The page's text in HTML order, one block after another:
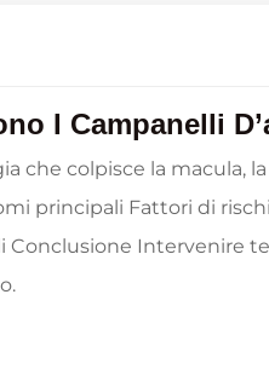
I Campanelli
che colpisce la macula,
principali Fattori di
Conclusione Intervenire